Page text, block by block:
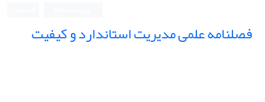
فصلنامه علمی مدیریت استاندارد و کیفیت